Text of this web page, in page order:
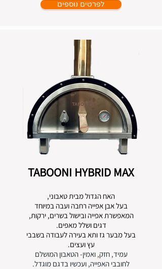
לפרטים נוספים
TABOONI HYBRID MAX
האח הגדול מבית טאבוני,
בעל אבן אפייה רחבה ועבה במיוחד
המאפשרת אפייה ובישול בשרים, ירקות,
דגים ושלל מאפים.
בעל מבער גז ותא בעירה לעבודה בשבבי
עץ ועצים.
עמיד, חזק, ואמין- הטאבון המושלם
לחובבי האפייה, ועכשיו בדגם מוגדל.